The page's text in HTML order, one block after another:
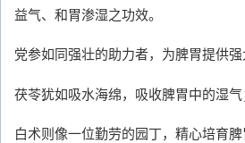
益气、和胃渗湿之功效。
党参如同强壮的助力者，为脾胃提供强
茯苓犹如吸水海绵，吸收脾胃中的湿气
白术则像一位勤劳的园丁，精心培育脾